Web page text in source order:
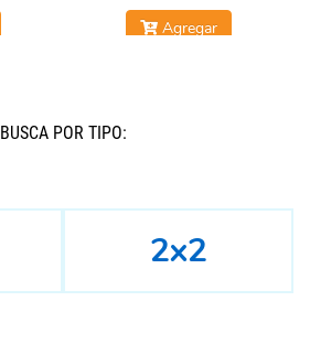
Agregar
BUSCÁ POR TIPO:
2x2